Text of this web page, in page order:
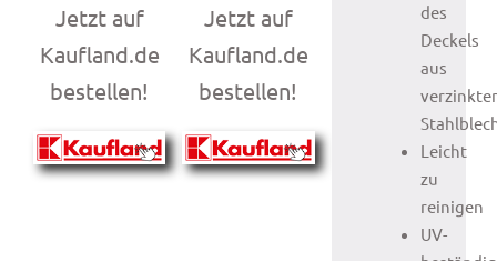
Jetzt auf
Kaufland.de
bestellen!
Jetzt auf
Kaufland.de
bestellen!
des
Deckels
aus
Leicht
zu
reinigen
UV-